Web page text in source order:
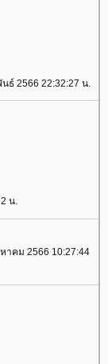
ธ์ 2566 22:32:27 น.
น.
าคม 2566 10:27:44